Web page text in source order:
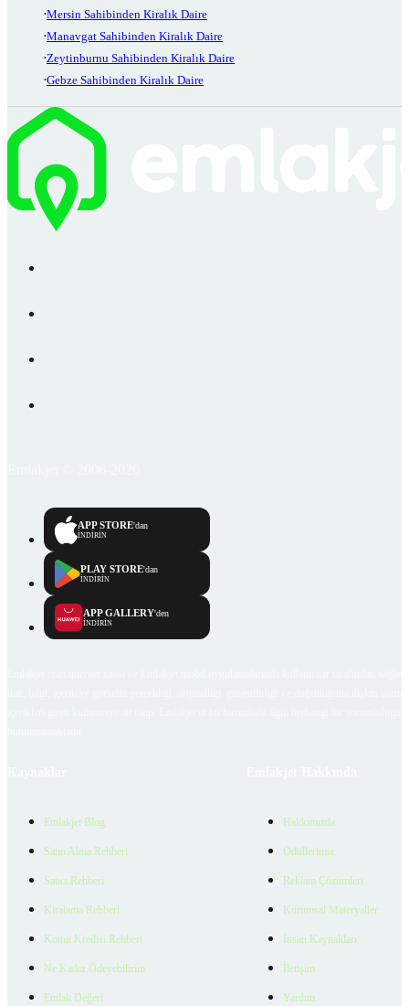
Mersin Sahibinden Kiralık Daire
Manavgat Sahibinden Kiralık Daire
Zeytinburnu Sahibinden Kiralık Daire
Gebze Sahibinden Kiralık Daire
APP STORE'dan
İNDİRİN
PLAY STORE'dan
İNDİRİN
APP GALLERY'den
İNDİRİN
Emlakjet Blog
Satın Alma Rehberi
Satıcı Rehberi
Kiralama Rehberi
Konut Kredisi Rehberi
Ne Kadar Ödeyebilirim
Emlak Değeri
Hakkımızda
Ödüllerimiz
Reklam Çözümleri
Kurumsal Materyaller
İnsan Kaynakları
İletişim
Yardım